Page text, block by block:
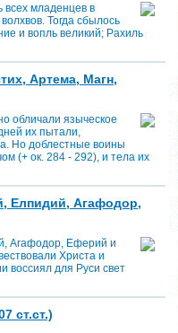
всех младенцев в
Тогда сбылось
и вопль великий; Рахиль
Артема, Магн,
обличали языческое
их пытали,
Но доблестные воины
(+ ок. 284 - 292), и тела их
Елпидий, Агафодор,
Агафодор, Еферий и
Христа и
воссиял для Руси свет
ст.ст.)